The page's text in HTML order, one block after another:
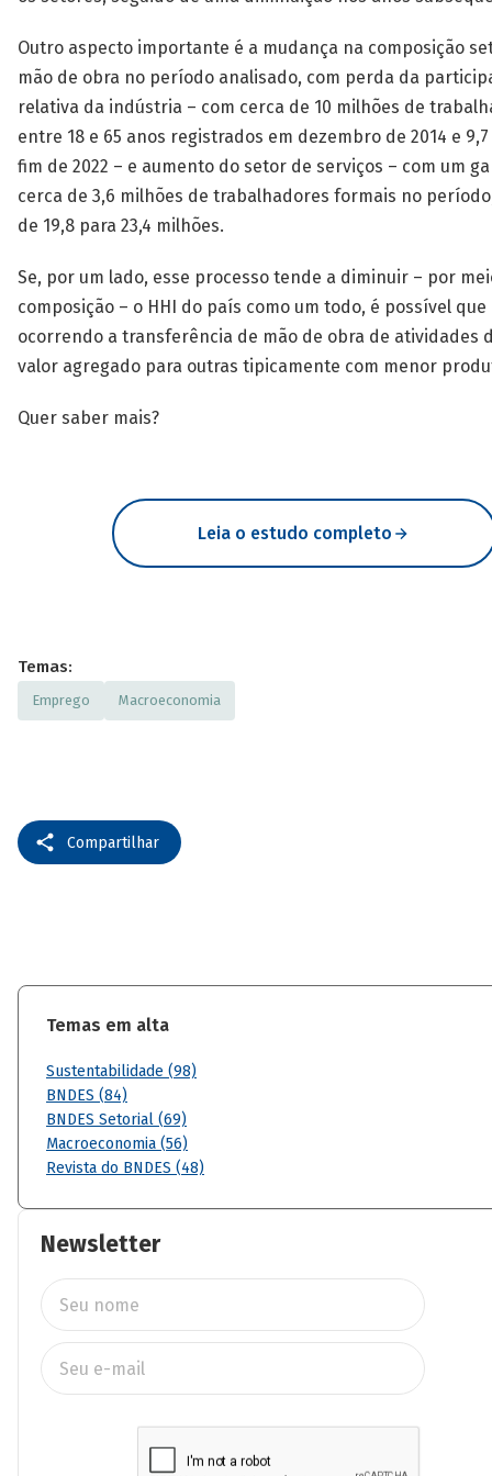
Outro aspecto importante é a mudança na composição
mão de obra no período analisado, com perda da
relativa da indústria – com cerca de 10 milhões de
entre 18 e 65 anos registrados em dezembro de 2014 e
fim de 2022 – e aumento do setor de serviços – com um
cerca de 3,6 milhões de trabalhadores formais no
de 19,8 para 23,4 milhões.
Se, por um lado, esse processo tende a diminuir – por
composição – o HHI do país como um todo, é possível que
ocorrendo a transferência de mão de obra de atividades
valor agregado para outras tipicamente com menor
Quer saber mais?
Leia o estudo completo
Temas:
Emprego Macroeconomia
Compartilhar
Temas em alta
Sustentabilidade (98)
BNDES (84)
BNDES Setorial (69)
Macroeconomia (56)
Revista do BNDES (48)
Newsletter